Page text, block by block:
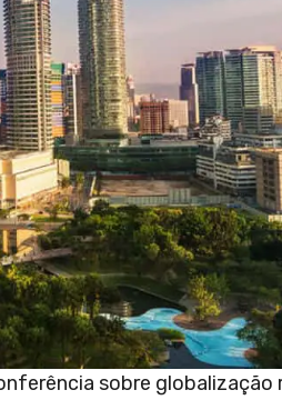
sobre globalização